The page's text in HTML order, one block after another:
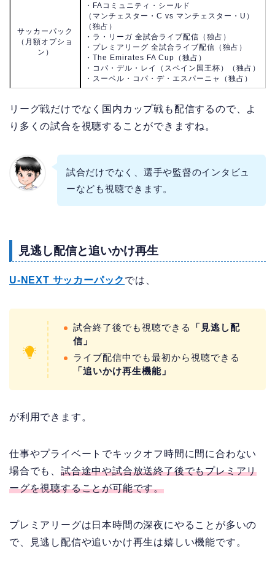
サッカーパック
（月額オプショ
ン）
・FAコミュニティ・シールド
（マンチェスター・C vs マンチェスター・U）
（独占）
・ラ・リーガ 全試合ライブ配信（独占）
・プレミアリーグ 全試合ライブ配信（独占）
・The Emirates FA Cup（独占）
・コパ・デル・レイ（スペイン国王杯）（独占）
・スーペル・コパ・デ・エスパーニャ（独占）
リーグ戦だけでなく国内カップ戦も配信するので、よ
り多くの試合を視聴することができますね。
試合だけでなく、選手や監督のインタビュ
ーなども視聴できます。
見逃し配信と追いかけ再生
U-NEXT サッカーパック では、
試合終了後でも視聴できる
「見逃し配
信」
ライブ配信中でも最初から視聴できる
「追いかけ再生機能」
が利用できます。
仕事やプライベートでキックオフ時間に間に合わない
場合でも、 試合途中や試合放送終了後でもプレミアリ
ーグを視聴することが可能です。
プレミアリーグは日本時間の深夜にやることが多いの
で、見逃し配信や追いかけ再生は嬉しい機能です。